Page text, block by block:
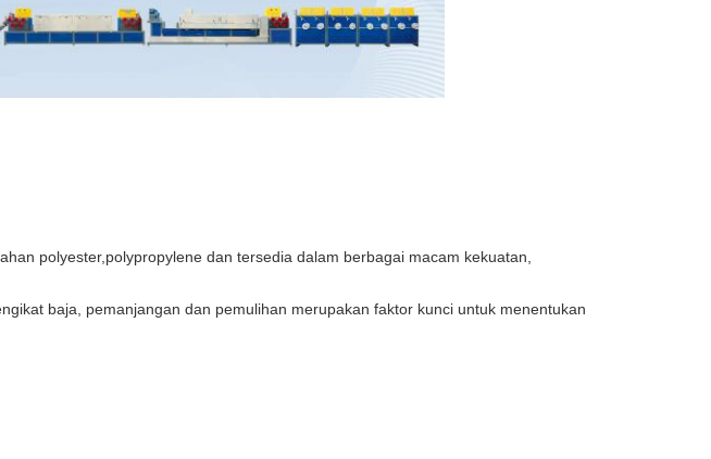
polyester,polypropylene dan tersedia dalam berbagai macam kekuatan,
baja, pemanjangan dan pemulihan merupakan faktor kunci untuk menentukan